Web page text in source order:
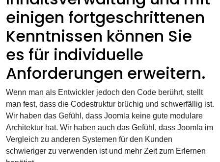
einigen fortgeschrittenen
Kenntnissen können Sie
es für individuelle
Anforderungen erweitern.
Wenn man als Entwickler jedoch den Code berührt, stellt
man fest, dass die Codestruktur brüchig und schwerfällig ist.
Wir haben das Gefühl, dass Joomla keine gute modulare
Architektur hat. Wir haben auch das Gefühl, dass Joomla im
Vergleich zu anderen Systemen für den Kunden
schwieriger zu verwenden ist und mehr Zeit zum Erlernen